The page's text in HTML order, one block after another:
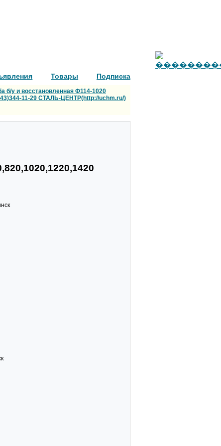
Товары Подписка
б/у и восстановленная Ф114-1020
11-29 СТАЛЬ-ЦЕНТР(http://uchm.ru/)